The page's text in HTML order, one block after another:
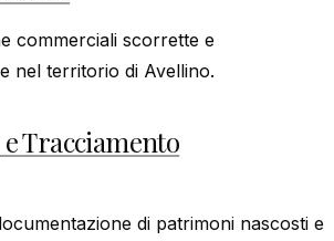
commerciali scorrette e
nel territorio di Avellino.
Tracciamento
di patrimoni nascosti e